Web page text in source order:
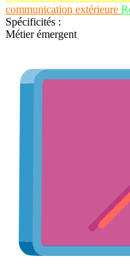
communication extérieure
Spécificités :
Métier émergent